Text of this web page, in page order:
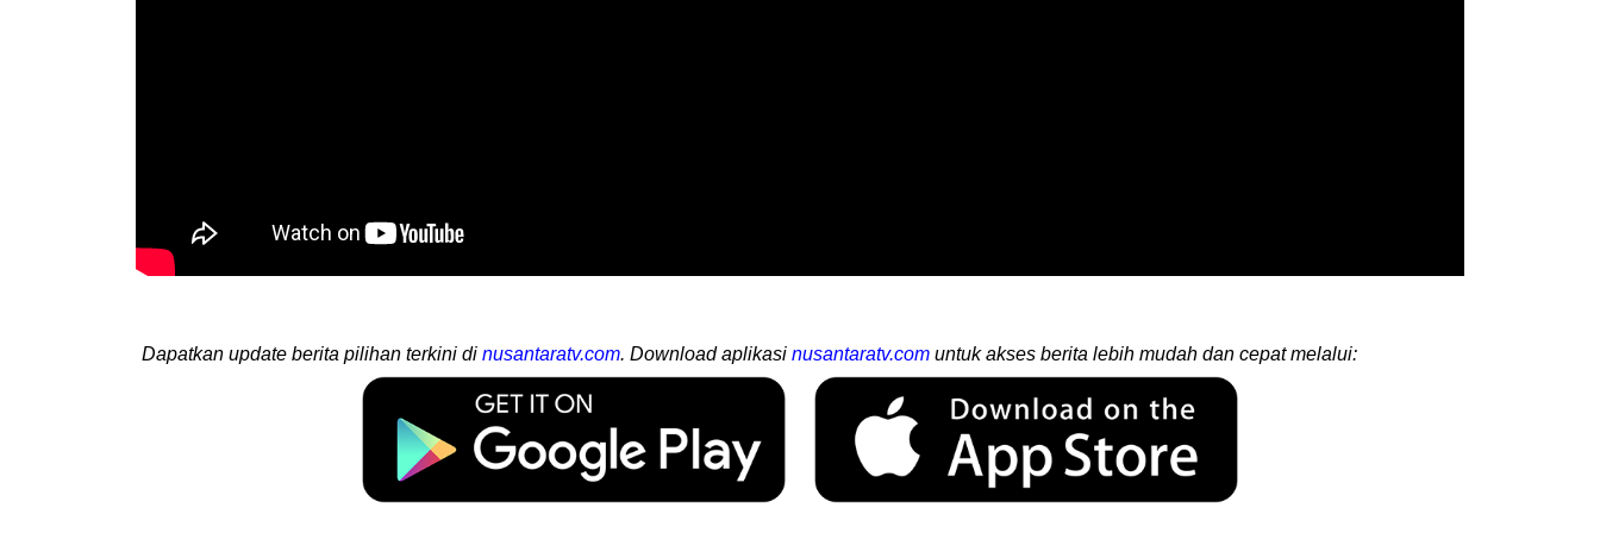
Dapatkan update berita pilihan terkini di nusantaratv.com. Download aplikasi nusantaratv.com untuk akses berita lebih mudah dan cepat melalui: